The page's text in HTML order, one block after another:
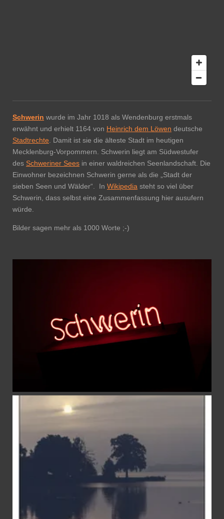
Schwerin wurde im Jahr 1018 als Wendenburg erstmals
erwähnt und erhielt 1164 von Heinrich dem Löwen deutsche
Stadtrechte. Damit ist sie die älteste Stadt im heutigen
Mecklenburg-Vorpommern. Schwerin liegt am Südwestufer
des Schweriner Sees in einer waldreichen Seenlandschaft. Die
Einwohner bezeichnen Schwerin gerne als die „Stadt der
sieben Seen und Wälder“. In Wikipedia steht so viel über
Schwerin, dass selbst eine Zusammenfassung hier ausufern
würde.
Bilder sagen mehr als 1000 Worte ;-)